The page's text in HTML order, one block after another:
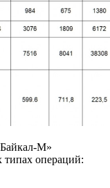
М»
типах операций: